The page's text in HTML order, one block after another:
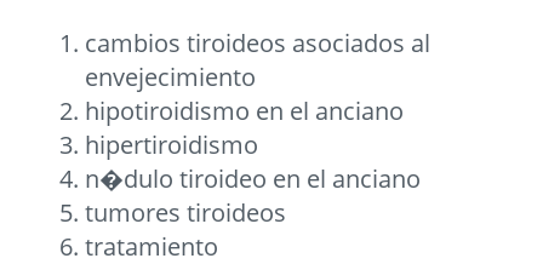
cambios tiroideos asociados al
envejecimiento
hipotiroidismo en el anciano
hipertiroidismo
n�dulo tiroideo en el anciano
tumores tiroideos
tratamiento